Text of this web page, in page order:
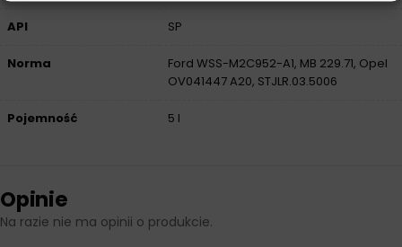
API SP
Norma
Ford WSS-M2C952-A1, MB 229.71, Opel
OV041447 A20, STJLR.03.5006
Pojemność 5 l
Opinie
Na razie nie ma opinii o produkcie.